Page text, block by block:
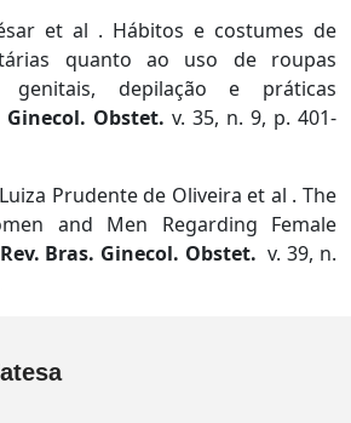
et al . Hábitos e costumes de
quanto ao uso de roupas
genitais, depilação e práticas
Ginecol. Obstet. v. 35, n. 9, p. 401-
Prudente de Oliveira et al . The
and Men Regarding Female
Rev. Bras. Ginecol. Obstet. v. 39, n.